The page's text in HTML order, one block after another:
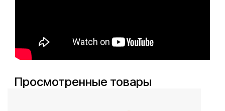
Просмотренные товары